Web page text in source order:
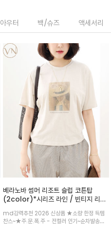
베라노바 썸머 리조트 슬럽 코튼탑
(2color)*시리즈 라인 / 빈티지 리조
트 무드의 은은한 슬럽 조직감이 느껴지
는 가벼운 코튼 터치의 반팔 티셔츠입니
다
md강력추천 2026 신상품 ★소량 한정 득템
찬스~★주.문.폭.주 - 전컬러 인기~순차발송중
아우터 백/슈즈 액세서리